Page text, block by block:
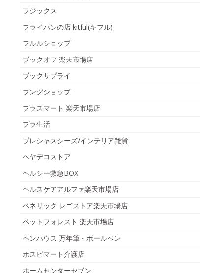
フジックス
フライパンの店 kitful(キフル)
フルルショップ
ブックオフ 楽天市場店
ブックサプライ
ブングショップ
プラスマート 楽天市場店
プラ生活
プレシャスシーズ/インテリア雑貨
ヘヤデコストア
ヘルシー救急BOX
ヘルスケアアルファ楽天市場店
ベネリック レゴストア楽天市場店
ペットフォレスト 楽天市場店
ペンハウス 万年筆・ボールペン
ホスピマート介護店
ホームセンターセブン